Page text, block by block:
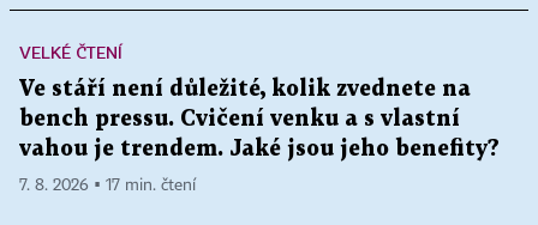
VELKÉ ČTENÍ
Ve stáří není důležité, kolik zvednete na
bench pressu. Cvičení venku a s vlastní
vahou je trendem. Jaké jsou jeho benefity?
7. 8. 2026 ▪ 17 min. čtení